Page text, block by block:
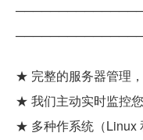
★ 完整的服务器管理
★ 我们主动实时监控
★ 多种作系统（Linux